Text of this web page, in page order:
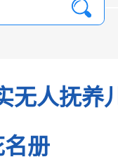
无人抚养
名册